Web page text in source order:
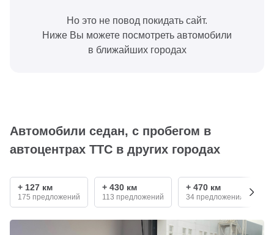
Но это не повод покидать сайт.
Ниже Вы можете посмотреть автомобили
в ближайших городах
Автомобили седан, с пробегом в
автоцентрах ТТС в других городах
+ 127 км
175 предложений
+ 430 км
113 предложений
+ 470 км
34 предложения